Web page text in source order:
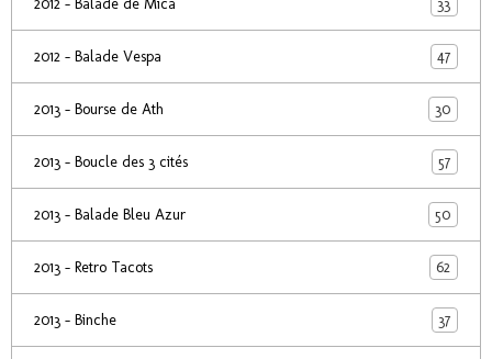
2012 - Balade de Mica
2012 - Balade Vespa 47
2013 - Bourse de Ath 30
2013 - Boucle des 3 cités 57
2013 - Balade Bleu Azur 50
2013 - Retro Tacots 62
2013 - Binche 37